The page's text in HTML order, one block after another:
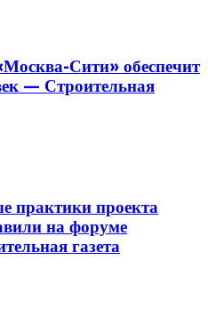
Сити» обеспечит
— Строительная
практики проекта
на форуме
газета